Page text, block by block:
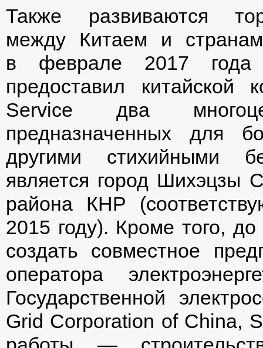
Также развиваются
между Китаем и
в феврале 2017 года
предоставил китайской
Service два
предназначенных для
другими стихийными
является город Шихэцзы
района КНР
2015 году). Кроме того,
создать совместное
оператора
Государственной
Grid Corporation of China,